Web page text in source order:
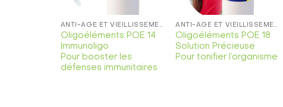
ANTI-ÂGE ET VIEILLISSEMENT: TRAITEMENT NATUREL
Oligoéléments POE 14
Immunoligo
Pour booster les
défenses immunitaires
ANTI-ÂGE ET VIEILLISSEMENT: TRAITEMENT NATUREL
Oligoéléments POE 18
Solution Précieuse
Pour tonifier l’organisme